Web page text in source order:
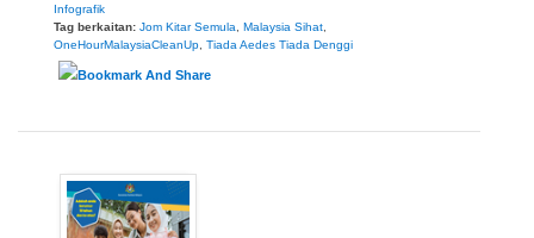
Infografik
Tag berkaitan: Jom Kitar Semula Malaysia Sihat
OneHourMalaysiaCleanUp Tiada Aedes Tiada Denggi